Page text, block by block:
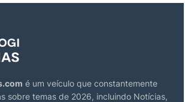
é um veículo que constantemente
sobre temas de 2026, incluindo Notícias,